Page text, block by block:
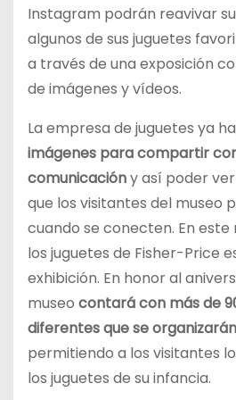
Instagram podrán reavivar
algunos de sus juguetes
a través de una exposición
de imágenes y vídeos.
La empresa de juguetes ya
imágenes para compartir
comunicacióny así poder
que los visitantes del museo
cuando se conecten. En este
los juguetes de Fisher-Price
exhibición. En honor al
museo contará con más de
diferentes que se
permitiendo a los visitantes
los juguetes de su infancia.